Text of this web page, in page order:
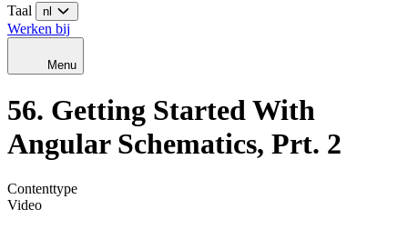
Taal nl
Werken bij
Menu
56. Getting Started With
Angular Schematics, Prt. 2
Contenttype
Video